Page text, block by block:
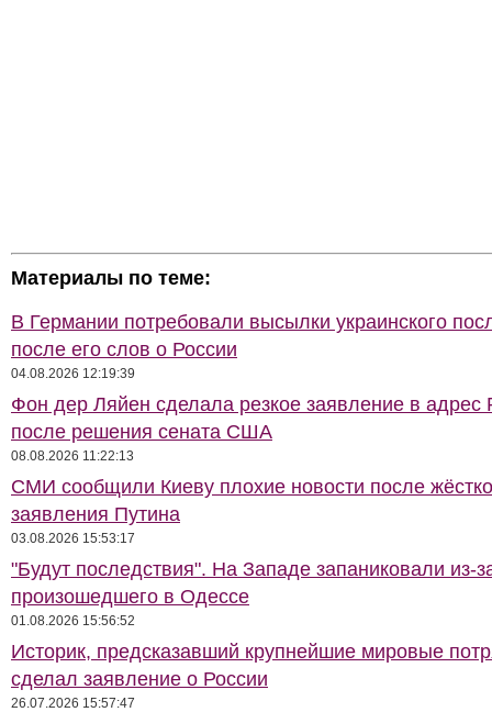
Материалы по теме:
В Германии потребовали высылки украинского
после его слов о России
04.08.2026 12:19:39
Фон дер Ляйен сделала резкое заявление в адрес
после решения сената США
08.08.2026 11:22:13
СМИ сообщили Киеву плохие новости после
заявления Путина
03.08.2026 15:53:17
"Будут последствия". На Западе запаниковали из-
произошедшего в Одессе
01.08.2026 15:56:52
Историк, предсказавший крупнейшие мировые
сделал заявление о России
26.07.2026 15:57:47